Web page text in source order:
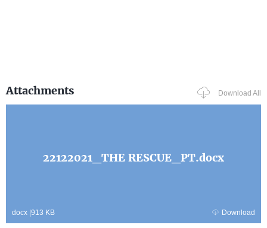
Attachments Download All
22122021_THE RESCUE_PT.docx
docx 913 KB Download